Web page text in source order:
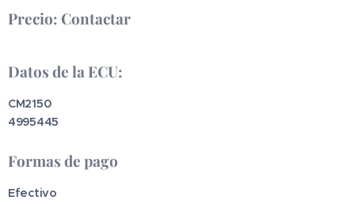
Precio: Contactar
Datos de la ECU:
CM2150
4995445
Formas de pago
Efectivo